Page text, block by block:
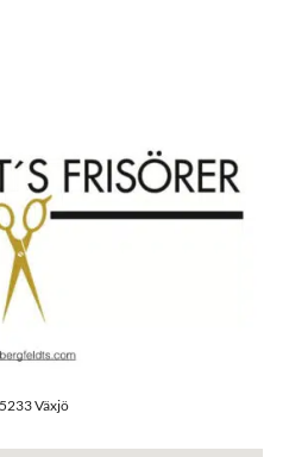
Växjö